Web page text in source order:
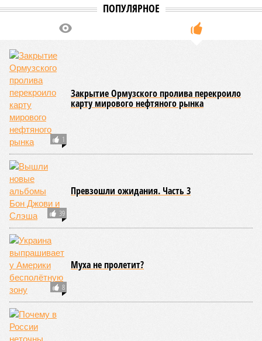
ПОПУЛЯРНОЕ
1
Закрытие Ормузского пролива перекроило
карту мирового нефтяного рынка
39
Превзошли ожидания. Часть 3
8
Муха не пролетит?